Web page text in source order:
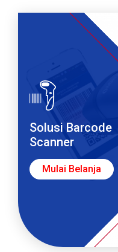
Solusi Barcode
Scanner
Mulai Belanja